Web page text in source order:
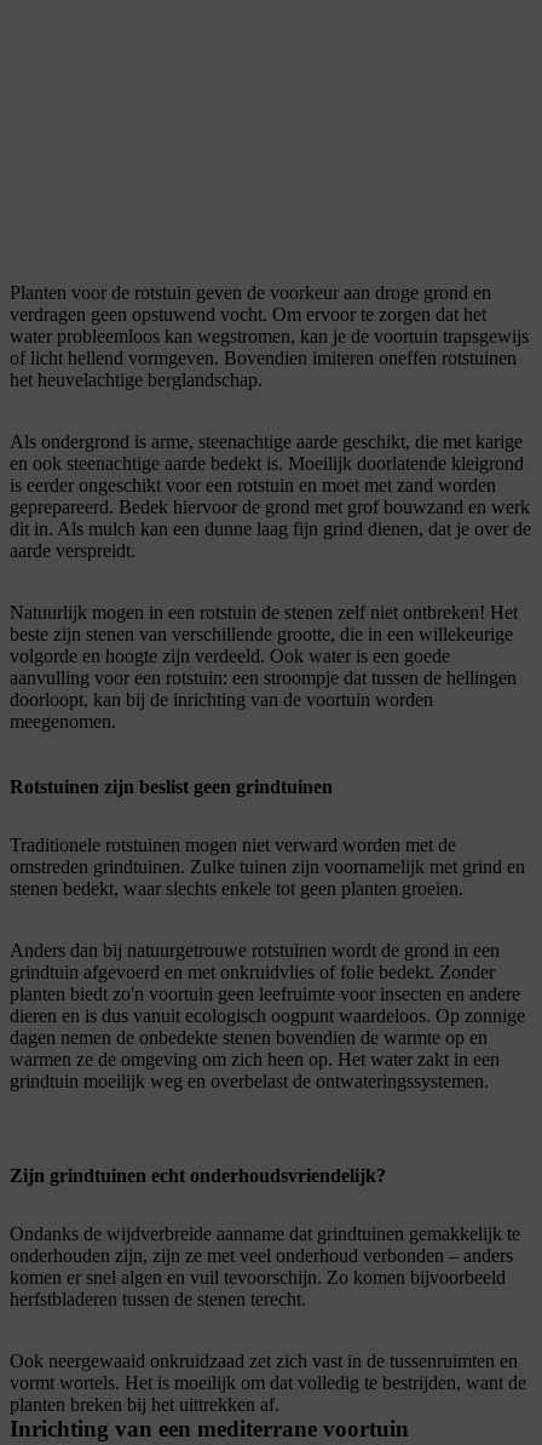
Planten voor de rotstuin geven de voorkeur aan droge grond en
verdragen geen opstuwend vocht. Om ervoor te zorgen dat het
water probleemloos kan wegstromen, kan je de voortuin trapsgewijs
of licht hellend vormgeven. Bovendien imiteren oneffen rotstuinen
het heuvelachtige berglandschap.
Als ondergrond is arme, steenachtige aarde geschikt, die met karige
en ook steenachtige aarde bedekt is. Moeilijk doorlatende kleigrond
is eerder ongeschikt voor een rotstuin en moet met zand worden
geprepareerd. Bedek hiervoor de grond met grof bouwzand en werk
dit in. Als mulch kan een dunne laag fijn grind dienen, dat je over de
aarde verspreidt.
Natuurlijk mogen in een rotstuin de stenen zelf niet ontbreken! Het
beste zijn stenen van verschillende grootte, die in een willekeurige
volgorde en hoogte zijn verdeeld. Ook water is een goede
aanvulling voor een rotstuin: een stroompje dat tussen de hellingen
doorloopt, kan bij de inrichting van de voortuin worden
meegenomen.
Rotstuinen zijn beslist geen grindtuinen
Traditionele rotstuinen mogen niet verward worden met de
omstreden grindtuinen. Zulke tuinen zijn voornamelijk met grind en
stenen bedekt, waar slechts enkele tot geen planten groeien.
Anders dan bij natuurgetrouwe rotstuinen wordt de grond in een
grindtuin afgevoerd en met onkruidvlies of folie bedekt. Zonder
planten biedt zo'n voortuin geen leefruimte voor insecten en andere
dieren en is dus vanuit ecologisch oogpunt waardeloos. Op zonnige
dagen nemen de onbedekte stenen bovendien de warmte op en
warmen ze de omgeving om zich heen op. Het water zakt in een
grindtuin moeilijk weg en overbelast de ontwateringssystemen.
Zijn grindtuinen echt onderhoudsvriendelijk?
Ondanks de wijdverbreide aanname dat grindtuinen gemakkelijk te
onderhouden zijn, zijn ze met veel onderhoud verbonden – anders
komen er snel algen en vuil tevoorschijn. Zo komen bijvoorbeeld
herfstbladeren tussen de stenen terecht.
Ook neergewaaid onkruidzaad zet zich vast in de tussenruimten en
vormt wortels. Het is moeilijk om dat volledig te bestrijden, want de
planten breken bij het uittrekken af.
Inrichting van een mediterrane voortuin